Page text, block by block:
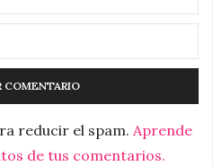
reducir el spam. Aprende
de tus comentarios.